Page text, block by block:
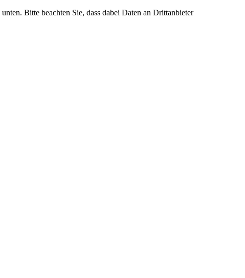
Bitte beachten Sie, dass dabei Daten an Drittanbieter